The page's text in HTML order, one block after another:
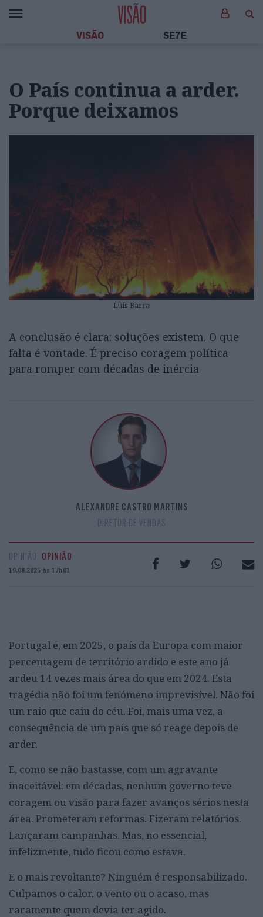
VISÃO SE7E
O País continua a arder.
Porque deixamos
Luís Barra
A conclusão é clara: soluções existem. O que
falta é vontade. É preciso coragem política
para romper com décadas de inércia
ALEXANDRE CASTRO MARTINS
DIRETOR DE VENDAS
OPINIÃO OPINIÃO
19.08.2025 às 17h01
Portugal é, em 2025, o país da Europa com maior
percentagem de território ardido e este ano já
ardeu 14 vezes mais área do que em 2024. Esta
tragédia não foi um fenómeno imprevisível. Não foi
um raio que caiu do céu. Foi, mais uma vez, a
consequência de um país que só reage depois de
arder.
E, como se não bastasse, com um agravante
inaceitável: em décadas, nenhum governo teve
coragem ou visão para fazer avanços sérios nesta
área. Prometeram reformas. Fizeram relatórios.
Lançaram campanhas. Mas, no essencial,
infelizmente, tudo ficou como estava.
E o mais revoltante? Ninguém é responsabilizado.
Culpamos o calor, o vento ou o acaso, mas
raramente quem devia ter agido.